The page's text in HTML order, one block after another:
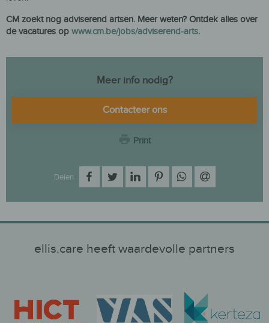
CM zoekt nog adviserend artsen. Meer weten? Ontdek alles over
de vacatures op www.cm.be/jobs/adviserend-arts.
Meer info nodig?
Contacteer ons
Print
Delen op Facebook
op Twitterop LinkedInop Pinterestop WhatsApp
ellis.care heeft waardevolle partners